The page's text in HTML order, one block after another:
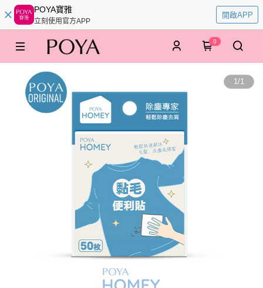
POYA寶雅
立刻使用官方APP
開啟APP
0
1/1